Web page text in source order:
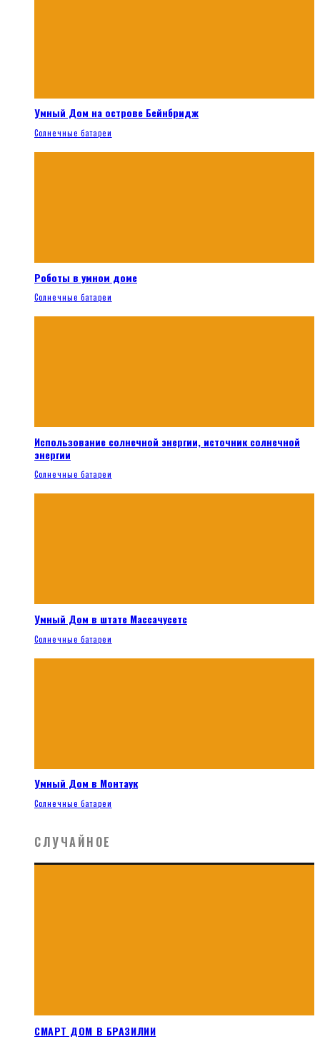
Умный Дом на острове Бейнбридж
Солнечные батареи
Роботы в умном доме
Солнечные батареи
Использование солнечной энергии, источник солнечной
энергии
Солнечные батареи
Умный Дом в штате Массачусетс
Солнечные батареи
Умный Дом в Монтаук
Солнечные батареи
СЛУЧАЙНОЕ
СМАРТ ДОМ В БРАЗИЛИИ